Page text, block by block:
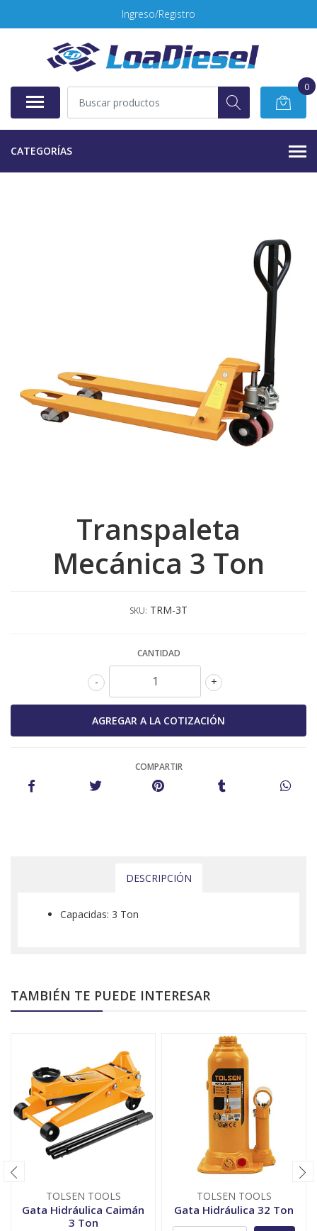
Ingreso/Registro
0
CATEGORÍAS
Transpaleta
Mecánica 3 Ton
SKU: TRM-3T
CANTIDAD
+
-
COMPARTIR
DESCRIPCIÓN
Capacidas: 3 Ton
TAMBIÉN TE PUEDE INTERESAR
TOLSEN TOOLS
Gata Hidráulica Caimán
3 Ton
TOLSEN TOOLS
Gata Hidráulica 32 Ton